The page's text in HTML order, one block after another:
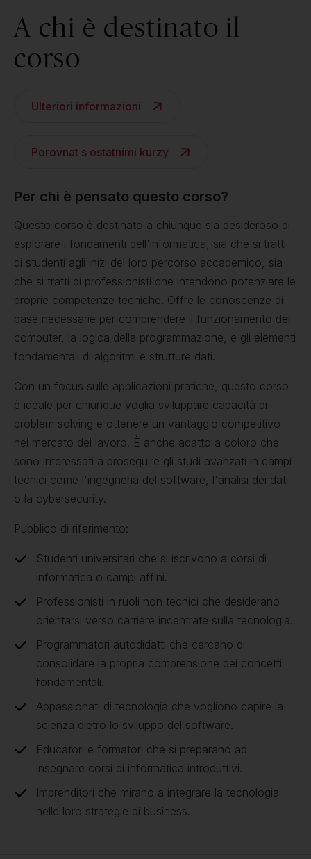
A chi è destinato il
corso
Ulteriori informazioni
Porovnat s ostatními kurzy
Per chi è pensato questo corso?
Questo corso è destinato a chiunque sia desideroso di
esplorare i fondamenti dell'informatica, sia che si tratti
di studenti agli inizi del loro percorso accademico, sia
che si tratti di professionisti che intendono potenziare le
proprie competenze tecniche. Offre le conoscenze di
base necessarie per comprendere il funzionamento dei
computer, la logica della programmazione, e gli elementi
fondamentali di algoritmi e strutture dati.
Con un focus sulle applicazioni pratiche, questo corso
è ideale per chiunque voglia sviluppare capacità di
problem solving e ottenere un vantaggio competitivo
nel mercato del lavoro. È anche adatto a coloro che
sono interessati a proseguire gli studi avanzati in campi
tecnici come l'ingegneria del software, l'analisi dei dati
o la cybersecurity.
Pubblico di riferimento:
Studenti universitari che si iscrivono a corsi di
informatica o campi affini.
Professionisti in ruoli non tecnici che desiderano
orientarsi verso carriere incentrate sulla tecnologia.
Programmatori autodidatti che cercano di
consolidare la propria comprensione dei concetti
fondamentali.
Appassionati di tecnologia che vogliono capire la
scienza dietro lo sviluppo del software.
Educatori e formatori che si preparano ad
insegnare corsi di informatica introduttivi.
Imprenditori che mirano a integrare la tecnologia
nelle loro strategie di business.